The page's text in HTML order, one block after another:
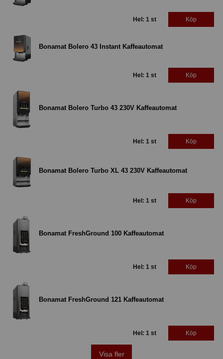
Hel: 1 st Köp
Bonamat Bolero 43 Instant Kaffeautomat
Hel: 1 st Köp
Bonamat Bolero Turbo 43 230V Kaffeautomat
Hel: 1 st Köp
Bonamat Bolero Turbo XL 43 230V Kaffeautomat
Hel: 1 st Köp
Bonamat FreshGround 100 Kaffeautomat
Hel: 1 st Köp
Bonamat FreshGround 121 Kaffeautomat
Hel: 1 st Köp
Visa fler